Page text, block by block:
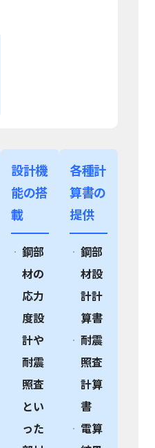
設計機
能の搭
載
鋼部
材の
応力
度設
計や
耐震
照査
とい
った
各種計
算書の
提供
鋼部
材設
計計
算書
耐震
照査
計算
書
電算